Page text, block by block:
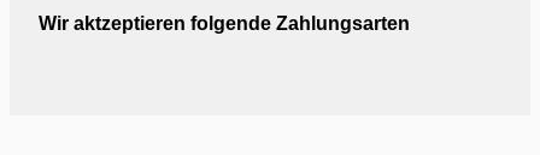
Wir aktzeptieren folgende Zahlungsarten